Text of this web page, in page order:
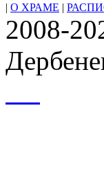
| О ХРАМЕ |
2008-